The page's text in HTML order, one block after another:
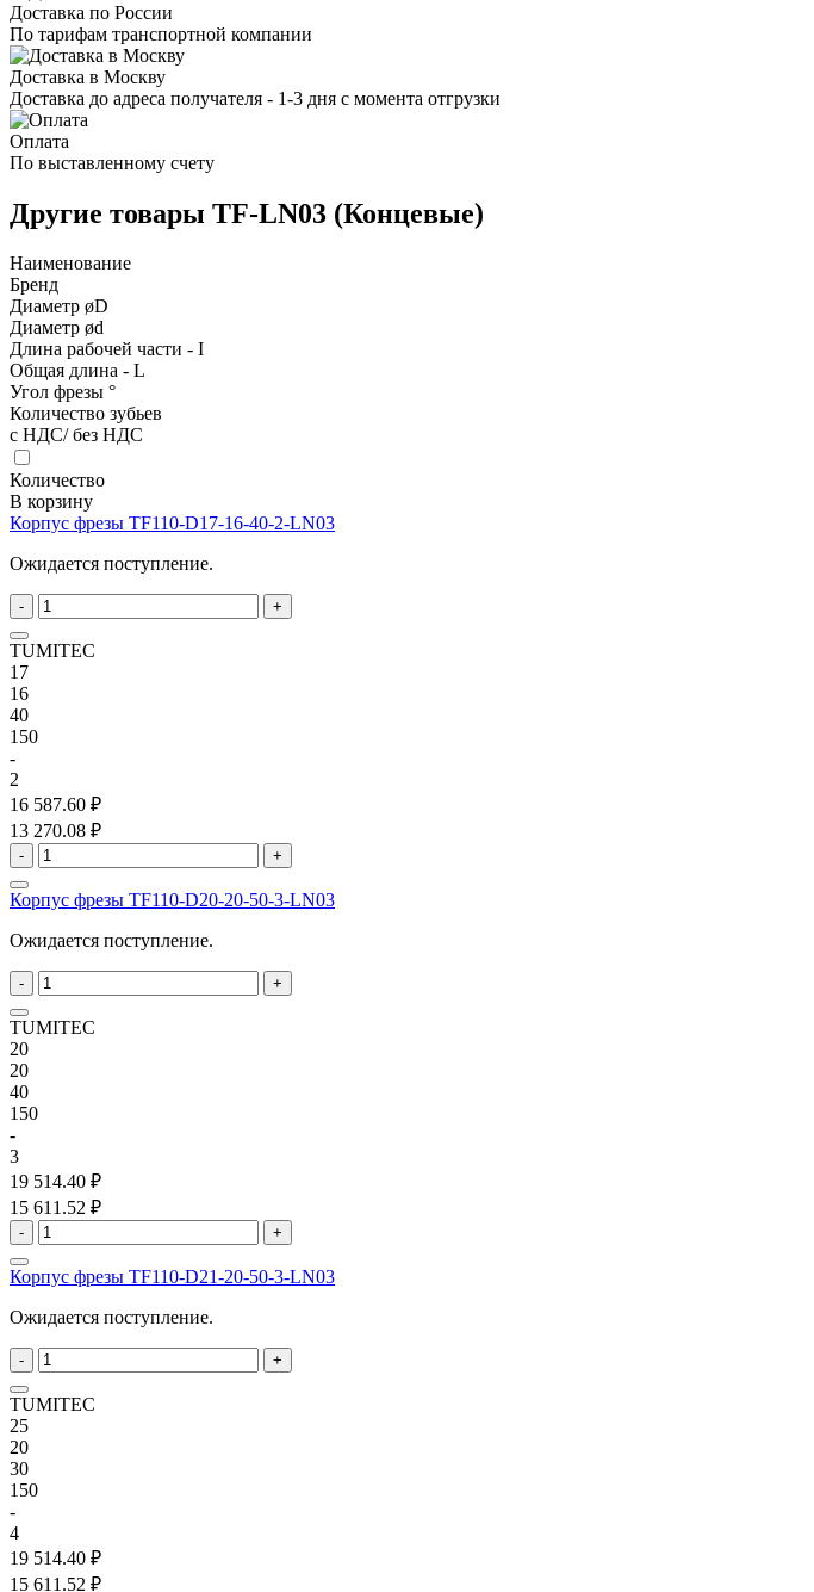
Доставка по России
По тарифам транспортной компании
Доставка в Москву
Доставка до адреса получателя - 1-3 дня с момента отгрузки
Оплата
По выставленному счету
Другие товары TF-LN03 (Концевые)
Наименование
Бренд
Диаметр øD
Диаметр ød
Длина рабочей части - I
Общая длина - L
Угол фрезы °
Количество зубьев
с НДС/ без НДС
Количество
В корзину
Корпус фрезы TF110-D17-16-40-2-LN03
Ожидается поступление.
- +
TUMITEC
17
16
40
150
-
2
16 587.60 ₽
13 270.08 ₽
- +
Корпус фрезы TF110-D20-20-50-3-LN03
Ожидается поступление.
- +
TUMITEC
20
20
40
150
-
3
19 514.40 ₽
15 611.52 ₽
- +
Корпус фрезы TF110-D21-20-50-3-LN03
Ожидается поступление.
- +
TUMITEC
25
20
30
150
-
4
19 514.40 ₽
15 611.52 ₽